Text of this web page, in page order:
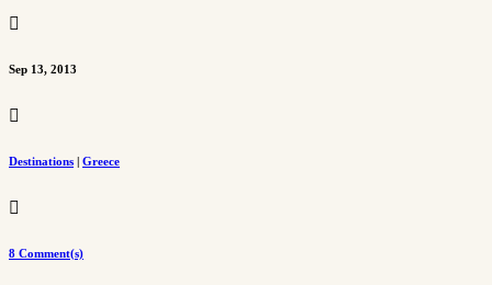

Sep 13, 2013

Destinations | Greece

8 Comment(s)